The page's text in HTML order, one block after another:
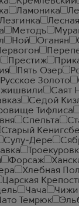
Ламоника
Лезгинка
Методъ
Ной Оганян
Первогон
Престиж
Пять Озер
Русское Золото
Саят
Седой
Тифлиса
Спельта
Старый
Сулу-Дере
Форсаж
Хлебная
Царская
Чача
Темрюк